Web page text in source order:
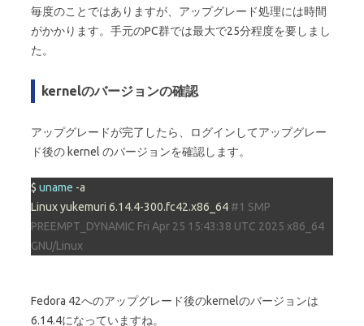
毎度のことではありますが、アップグレード処理には時間
がかかります。手元のPC群では最大で25分程度を要しまし
た。
kernelのバージョンの確認
アップグレードが完了したら、ログインしてアップグレー
ド後の kernel のバージョンを確認します。
$ uname -a
Linux yukemuri 6.14.4-300.fc42.x86_64 #1 SMP
PREEMPT_DYNAMIC Fri Apr 25 15:43:38 UTC 2025 x86_64
GNU/Linux
Fedora 42へのアップグレード後のkernelのバージョンは
6.14.4になっていますね。